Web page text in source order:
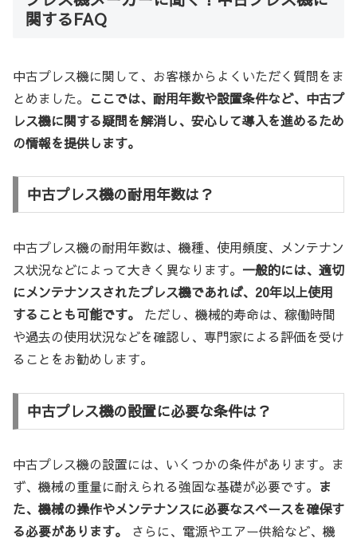
関するFAQ
中古プレス機に関して、お客様からよくいただく質問をま
とめました。 ここでは、耐用年数や設置条件など、中古プ
レス機に関する疑問を解消し、安心して導入を進めるため
の情報を提供します。
中古プレス機の耐用年数は？
中古プレス機の耐用年数は、機種、使用頻度、メンテナン
ス状況などによって大きく異なります。 一般的には、適切
にメンテナンスされたプレス機であれば、20年以上使用
することも可能です。
ただし、機械的寿命は、稼働時間
や過去の使用状況などを確認し、専門家による評価を受け
ることをお勧めします。
中古プレス機の設置に必要な条件は？
中古プレス機の設置には、いくつかの条件があります。ま
ず、機械の重量に耐えられる強固な基礎が必要です。 ま
た、機械の操作やメンテナンスに必要なスペースを確保す
る必要があります。
さらに、電源やエアー供給など、機